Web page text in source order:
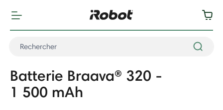
Batterie Braava® 320 -
1 500 mAh